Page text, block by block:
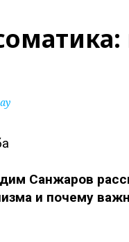
Санжаров
и почему